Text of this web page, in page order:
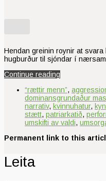
Hendan greinin roynir at
hugburður til sjóndar í
Continue reading
“rættir menn”,
dominansgrundaður
narrativ, kvinnuhatur,
stætt, patriarkatið,
umskifti av valdi,
Permanent link to this
Leita